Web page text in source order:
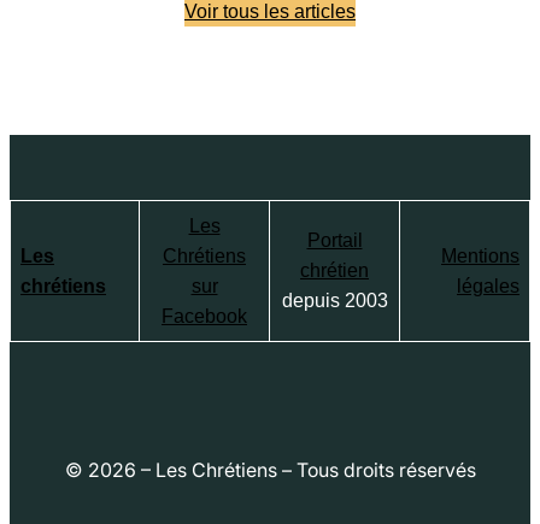
Voir tous les articles
Les
chrétiens
Les
Chrétiens
sur
Facebook
Portail
chrétien
depuis 2003
Mentions
légales
© 2026 – Les Chrétiens – Tous droits réservés